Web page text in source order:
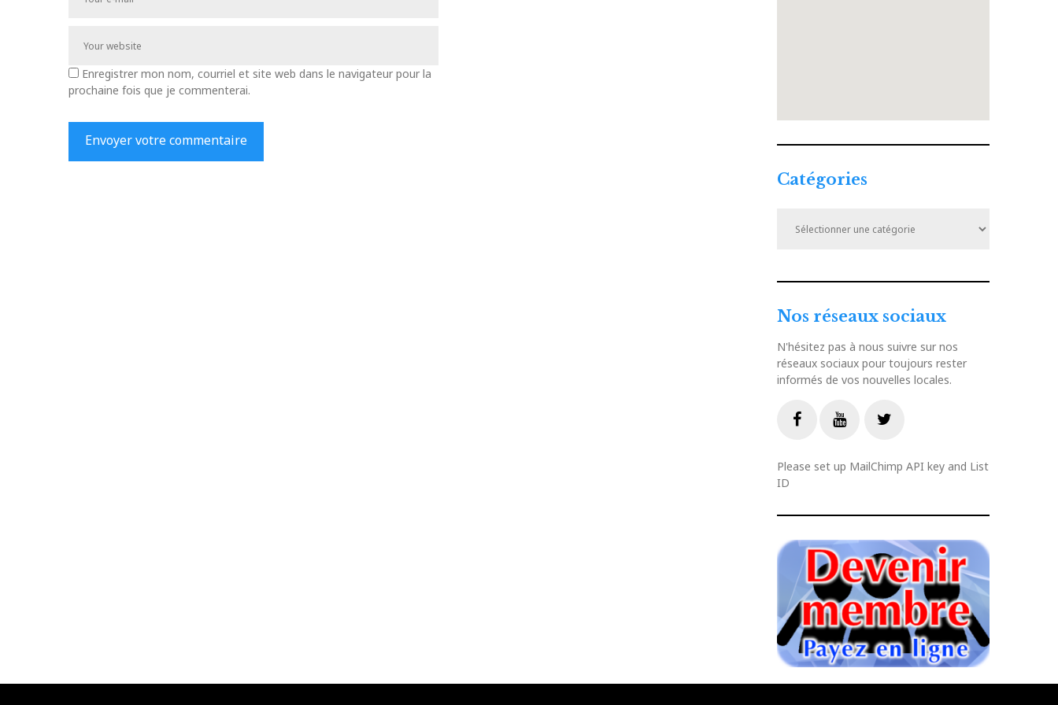
Enregistrer mon nom, courriel et site web dans le navigateur pour la
prochaine fois que je commenterai.
Catégories
Nos réseaux sociaux
N'hésitez pas à nous suivre sur nos
réseaux sociaux pour toujours rester
informés de vos nouvelles locales.
Please set up MailChimp API key and List
ID